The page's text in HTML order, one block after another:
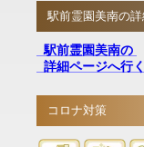
駅前霊園美南の
駅前霊園美南の
詳細ページへ行く
コロナ対策